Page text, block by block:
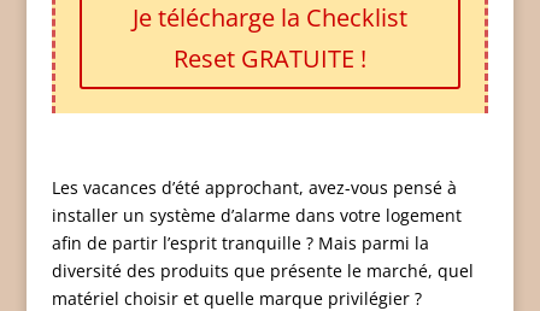
Je télécharge la Checklist
Reset GRATUITE !
Les vacances d’été approchant, avez-vous pensé à
installer un système d’alarme dans votre logement
afin de partir l’esprit tranquille ? Mais parmi la
diversité des produits que présente le marché, quel
matériel choisir et quelle marque privilégier ?